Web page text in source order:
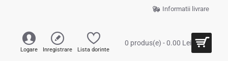
Informatii livrare
Logare Inregistrare Lista dorinte
0 produs(e) - 0.00 Lei